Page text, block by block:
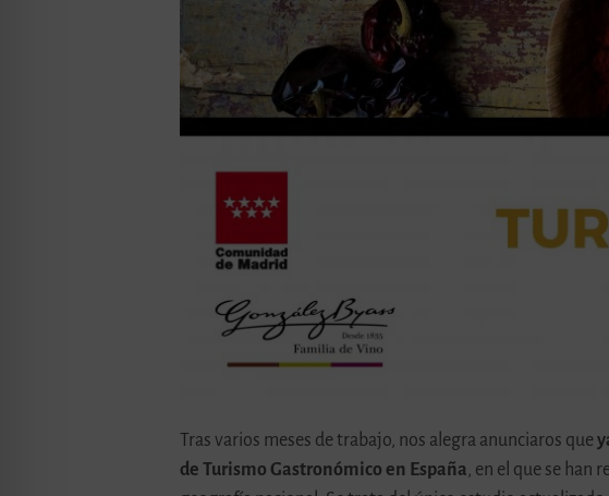
Tras varios meses de trabajo, nos alegra anunciaros que
de Turismo Gastronómico en España, en el que se han